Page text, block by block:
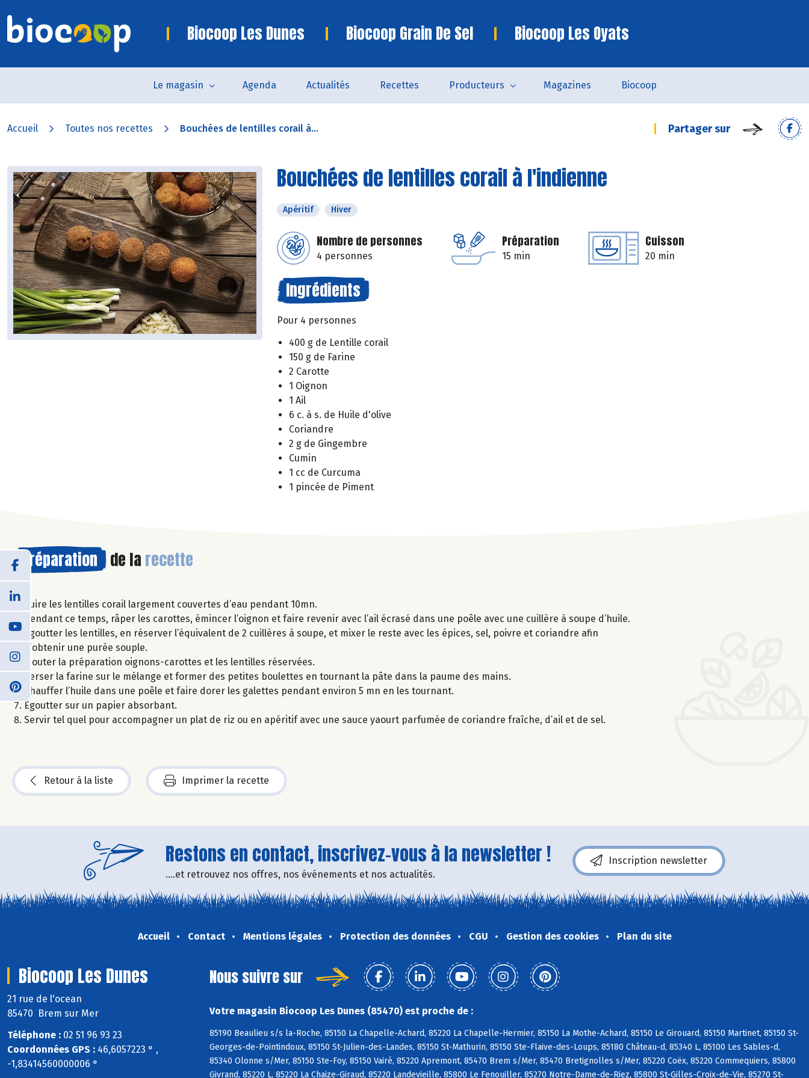
Biocoop Les Dunes Biocoop Grain De Sel Biocoop Les Oyats
Le magasin Agenda Actualités Recettes Producteurs Magazines Biocoop
Accueil Toutes nos recettes Bouchées de lentilles corail à... Partager sur
Bouchées de lentilles corail à l'indienne
Apéritif Hiver
Nombre de personnes
4 personnes
Préparation
15 min
Cuisson
20 min
Ingrédients
Pour 4 personnes
400 g de Lentille corail
150 g de Farine
2 Carotte
1 Oignon
1 Ail
6 c. à s. de Huile d'olive
Coriandre
2 g de Gingembre
Cumin
1 cc de Curcuma
1 pincée de Piment
Préparation de la recette
Cuire les lentilles corail largement couvertes d’eau pendant 10mn.
Pendant ce temps, râper les carottes, émincer l’oignon et faire revenir avec l’ail écrasé dans une poêle avec une cuillère à soupe d’huile.
Egoutter les lentilles, en réserver l’équivalent de 2 cuillères à soupe, et mixer le reste avec les épices, sel, poivre et coriandre afin
d’obtenir une purée souple.
Ajouter la préparation oignons-carottes et les lentilles réservées.
Verser la farine sur le mélange et former des petites boulettes en tournant la pâte dans la paume des mains.
Chauffer l’huile dans une poêle et faire dorer les galettes pendant environ 5 mn en les tournant.
Egoutter sur un papier absorbant.
Servir tel quel pour accompagner un plat de riz ou en apéritif avec une sauce yaourt parfumée de coriandre fraîche, d’ail et de sel.
Retour à la liste Imprimer la recette
Restons en contact, inscrivez-vous à la newsletter !
....et retrouvez nos offres, nos événements et nos actualités.
Inscription newsletter
Accueil Contact Mentions légales Protection des données CGU Gestion des cookies Plan du site
Biocoop Les Dunes
21 rue de l'ocean
85470 Brem sur Mer
Téléphone : 02 51 96 93 23
Coordonnées GPS : 46,6057223 ° ,
-1,83414560000006 °
Nous suivre sur
Votre magasin Biocoop Les Dunes (85470) est proche de :
85190 Beaulieu s/s la-Roche, 85150 La Chapelle-Achard, 85220 La Chapelle-Hermier, 85150 La Mothe-Achard, 85150 Le Girouard, 85150 Martinet, 85150 St-
Georges-de-Pointindoux, 85150 St-Julien-des-Landes, 85150 St-Mathurin, 85150 Ste-Flaive-des-Loups, 85180 Château-d, 85340 L, 85100 Les Sables-d,
85340 Olonne s/Mer, 85150 Ste-Foy, 85150 Vairé, 85220 Apremont, 85470 Brem s/Mer, 85470 Bretignolles s/Mer, 85220 Coëx, 85220 Commequiers, 85800
Givrand, 85220 L, 85220 La Chaize-Giraud, 85220 Landevieille, 85800 Le Fenouiller, 85270 Notre-Dame-de-Riez, 85800 St-Gilles-Croix-de-Vie, 85270 St-